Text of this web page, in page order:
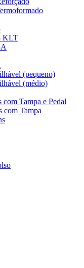
KLT
(pequeno)
(médio)
Tampa e Pedal
com Tampa